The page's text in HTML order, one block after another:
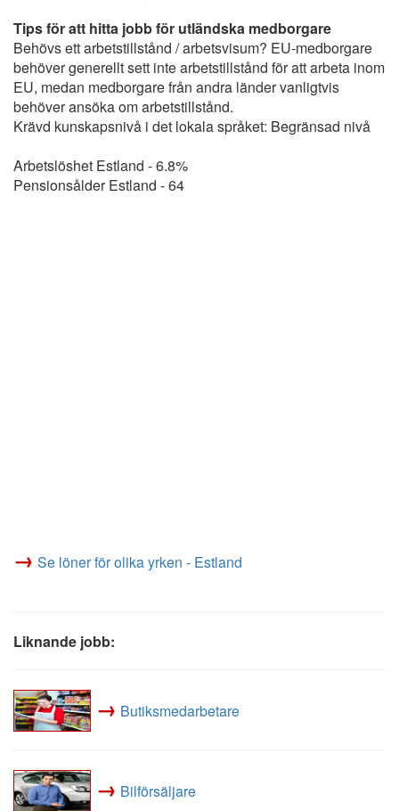
Tips för att hitta jobb för utländska medborgare
Behövs ett arbetstillstånd / arbetsvisum? EU-medborgare
behöver generellt sett inte arbetstillstånd för att arbeta inom
EU, medan medborgare från andra länder vanligtvis
behöver ansöka om arbetstillstånd.
Krävd kunskapsnivå i det lokala språket: Begränsad nivå
Arbetslöshet Estland - 6.8%
Pensionsålder Estland - 64
→ Se löner för olika yrken - Estland
Liknande jobb:
→ Butiksmedarbetare
→ Bilförsäljare